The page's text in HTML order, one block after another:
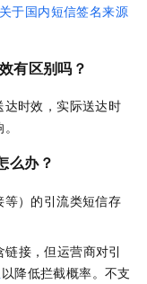
于国内短信签名来源
有区别吗？
时效，实际送达时
么办？
）的引流类短信存
链接，但运营商对引
以降低拦截概率。不支